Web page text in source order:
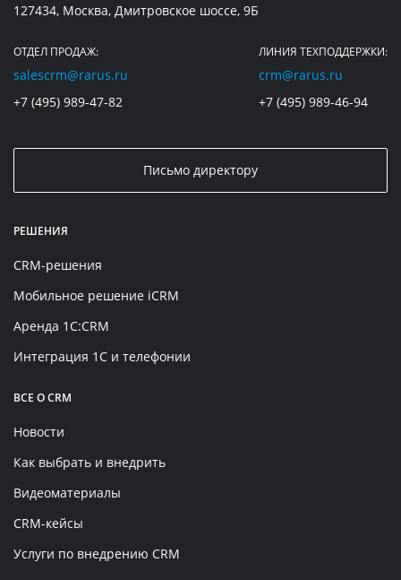
127434, Москва, Дмитровское шоссе, 9Б
ОТДЕЛ ПРОДАЖ:
salescrm@rarus.ru
+7 (495) 989-47-82
ЛИНИЯ ТЕХПОДДЕРЖКИ:
crm@rarus.ru
+7 (495) 989-46-94
Письмо директору
РЕШЕНИЯ
CRM-решения
Мобильное решение iCRM
Аренда 1C:CRM
Интеграция 1С и телефонии
ВСЕ О CRM
Новости
Как выбрать и внедрить
Видеоматериалы
CRM-кейсы
Услуги по внедрению CRM